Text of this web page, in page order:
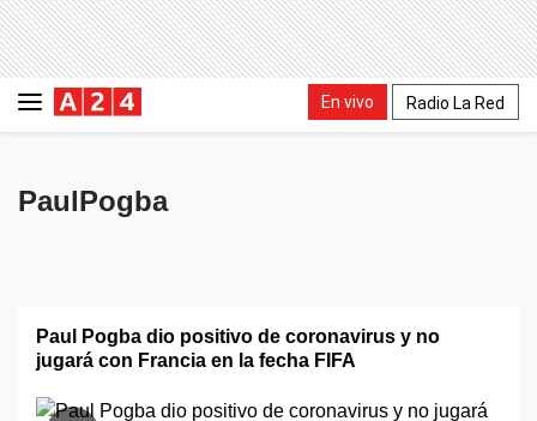
En vivo Radio La Red
PaulPogba
Paul Pogba dio positivo de coronavirus y no
jugará con Francia en la fecha FIFA